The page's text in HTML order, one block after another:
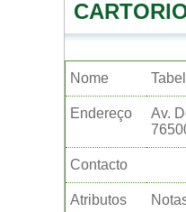
Nome
Endereço
Av.
Contacto
Atributos